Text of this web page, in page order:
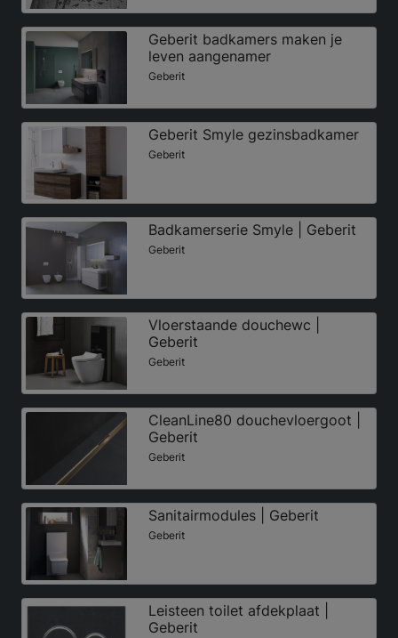
Geberit badkamers maken je
leven aangenamer
Geberit
Geberit Smyle gezinsbadkamer
Geberit
Badkamerserie Smyle | Geberit
Geberit
Vloerstaande douchewc |
Geberit
Geberit
CleanLine80 douchevloergoot |
Geberit
Geberit
Sanitairmodules | Geberit
Geberit
Leisteen toilet afdekplaat |
Geberit